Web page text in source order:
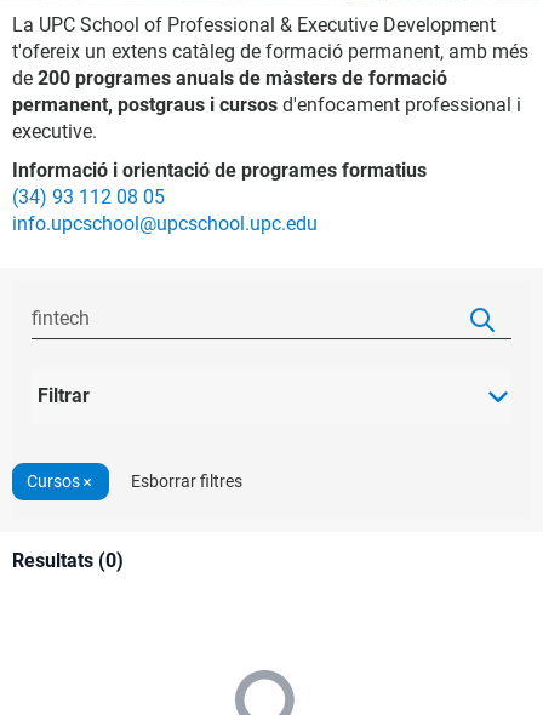
La UPC School of Professional & Executive Development
t'ofereix un extens catàleg de formació permanent, amb més
de 200 programes anuals de màsters de formació
permanent, postgraus i cursos d'enfocament professional i
executive.
Informació i orientació de programes formatius
(34) 93 112 08 05
info.upcschool@upcschool.upc.edu
Filtrar
Cursos Esborrar filtres
Resultats (0)